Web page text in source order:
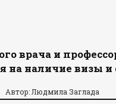
врача и
на наличие визы
Автор: Людмила Заглада